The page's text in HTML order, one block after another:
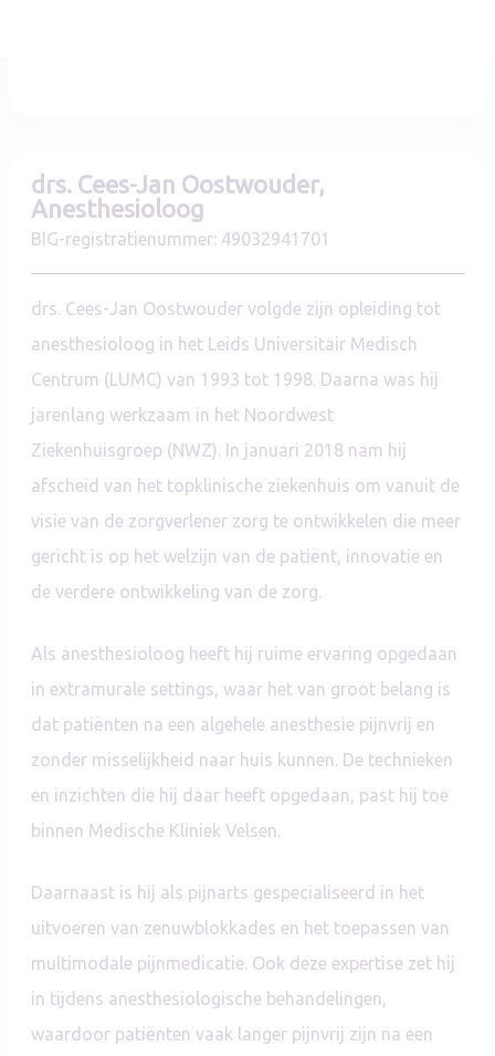
drs. Cees-Jan Oostwouder,
Anesthesioloog
BIG-registratienummer: 49032941701
drs. Cees-Jan Oostwoudervolgde zijn opleiding tot
anesthesioloog in het Leids Universitair Medisch
Centrum (LUMC) van 1993 tot 1998. Daarna was hij
jarenlang werkzaam in het Noordwest
Ziekenhuisgroep (NWZ). In januari 2018 nam hij
afscheid van het topklinische ziekenhuis om vanuit de
visie van de zorgverlener zorg te ontwikkelen die meer
gericht is op het welzijn van de patiënt, innovatie en
de verdere ontwikkeling van de zorg.
Als anesthesioloog heeft hij ruime ervaring opgedaan
in extramurale settings, waar het van groot belang is
dat patiënten na een algehele anesthesie pijnvrij en
zonder misselijkheid naar huis kunnen. De technieken
en inzichten die hij daar heeft opgedaan, past hij toe
binnen Medische Kliniek Velsen.
Daarnaast is hij als pijnarts gespecialiseerd in het
uitvoeren van zenuwblokkades en het toepassen van
multimodale pijnmedicatie. Ook deze expertise zet hij
in tijdens anesthesiologische behandelingen,
waardoor patiënten vaak langer pijnvrij zijn na een